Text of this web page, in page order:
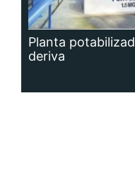
Planta
deriva